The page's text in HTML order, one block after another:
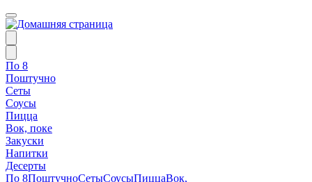
По 8
Поштучно
Сеты
Соусы
Пицца
Вок, поке
Закуски
Напитки
Десерты
По 8ПоштучноСетыСоусыПиццаВок,